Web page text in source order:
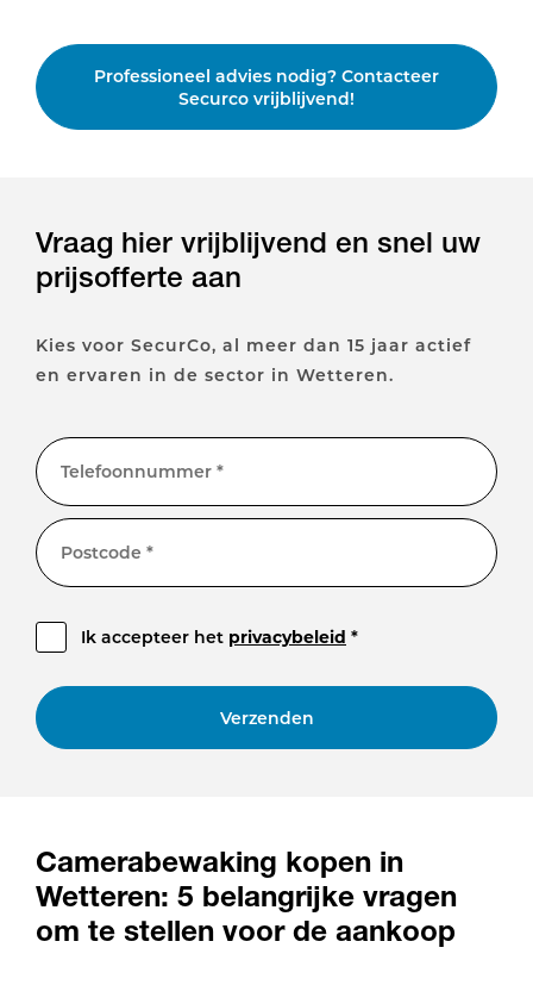
Professioneel advies nodig? Contacteer
Securco vrijblijvend!
Vraag hier vrijblijvend en snel uw
prijsofferte aan
Kies voor SecurCo, al meer dan 15 jaar actief
en ervaren in de sector in Wetteren.
Telefoonnummer *
Postcode *
Ik accepteer het privacybeleid *
Verzenden
Camerabewaking kopen in
Wetteren: 5 belangrijke vragen
om te stellen voor de aankoop